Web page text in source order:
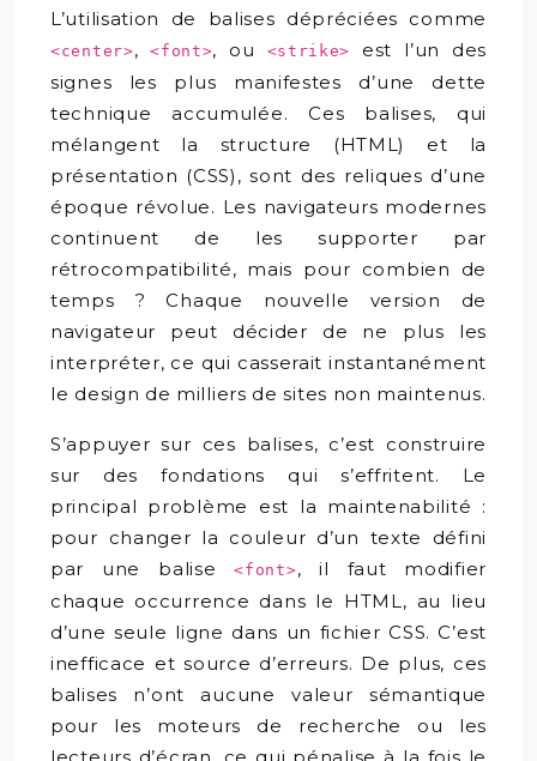
L’utilisation de balises dépréciées comme
<center>,<font>, ou <strike>
est l’un des
signes les plus manifestes d’une dette
technique accumulée. Ces balises, qui
mélangent la structure (HTML) et la
présentation (CSS), sont des reliques d’une
époque révolue. Les navigateurs modernes
continuent de les supporter par
rétrocompatibilité, mais pour combien de
temps ? Chaque nouvelle version de
navigateur peut décider de ne plus les
interpréter, ce qui casserait instantanément
le design de milliers de sites non maintenus.
S’appuyer sur ces balises, c’est construire
sur des fondations qui s’effritent. Le
principal problème est la maintenabilité :
pour changer la couleur d’un texte défini
par une balise<font>, il faut modifier
chaque occurrence dans le HTML, au lieu
d’une seule ligne dans un fichier CSS. C’est
inefficace et source d’erreurs. De plus, ces
balises n’ont aucune valeur sémantique
pour les moteurs de recherche ou les